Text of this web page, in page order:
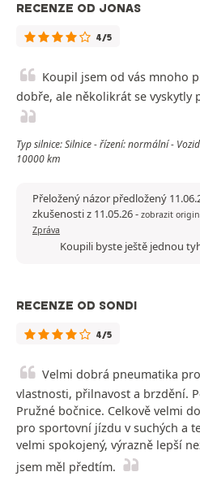
RECENZE OD JONAS
4/5
Koupil jsem od vás mnoho
dobře, ale několikrát se vyskytly
Typ silnice: Silnice - řízení: normální -
10000 km
Přeložený názor předložený
zkušenosti z 11.05.26- zobrazit
Zpráva
Koupili byste ještě jednou
RECENZE OD SONDI
4/5
Velmi dobrá pneumatika
vlastnosti, přilnavost a brzdění.
Pružné bočnice. Celkově velmi
pro sportovní jízdu v suchých a
velmi spokojený, výrazně lepší
jsem měl předtím.